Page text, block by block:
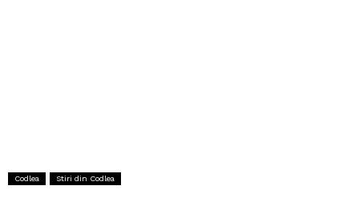
Codlea Stiri din Codlea